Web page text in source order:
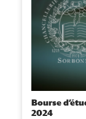
Bourse
2024